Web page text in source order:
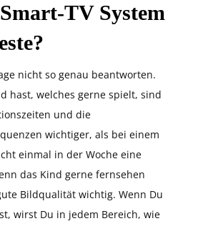
TV System
nicht so genau beantworten.
hast, welches gerne spielt, sind
und die
wichtiger, als bei einem
einmal in der Woche eine
das Kind gerne fernsehen
Bildqualität wichtig. Wenn Du
wirst Du in jedem Bereich, wie